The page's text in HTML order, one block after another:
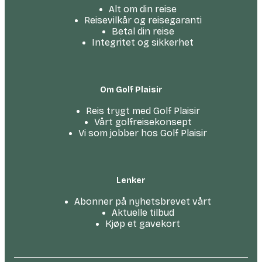
Alt om din reise
Reisevilkår og reisegaranti
Betal din reise
Integritet og sikkerhet
Om Golf Plaisir
Reis trygt med Golf Plaisir
Vårt golfreise­konsept
Vi som jobber hos Golf Plaisir
Lenker
Abonner på nyhetsbrevet vårt
Aktuelle tilbud
Kjøp et gavekort